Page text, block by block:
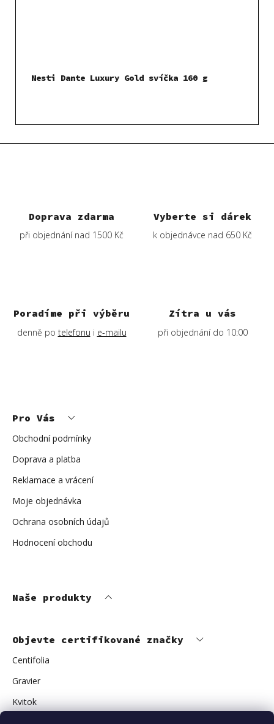
Doprava zdarma
při objednání nad 1500 Kč
Vyberte si dárek
k objednávce nad 650 Kč
Poradíme při výběru
denně po telefonu i e-mailu
Zítra u vás
při objednání do 10:00
Nesti Dante Luxury Gold svíčka 160 g
Pro Vás
Obchodní podmínky
Doprava a platba
Reklamace a vrácení
Moje objednávka
Ochrana osobních údajů
Hodnocení obchodu
Naše produkty
Objevte certifikované značky
Centifolia
Gravier
Kvitok